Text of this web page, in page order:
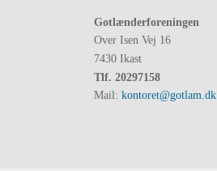
Gotlænderforeningen
Over Isen Vej 16
7430 Ikast
Tlf. 20297158
Mail: kontoret@gotlam.dk